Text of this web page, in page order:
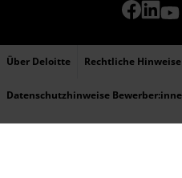
Über Deloitte Rechtliche Hinweise
Datenschutzhinweise